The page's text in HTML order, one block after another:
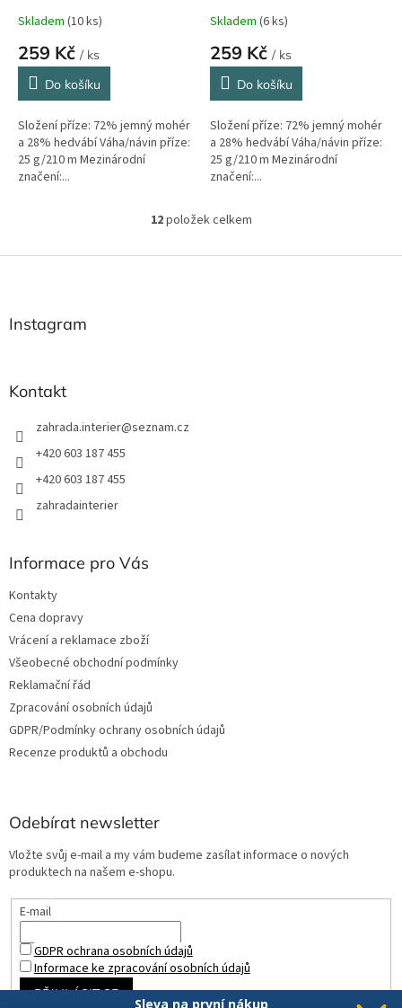
Skladem (10 ks)
259 Kč / ks
Do košíku
Složení příze: 72% jemný mohér
a 28% hedvábí Váha/návin příze:
25 g/210 m Mezinárodní
značení:...
Skladem (6 ks)
259 Kč / ks
Do košíku
Složení příze: 72% jemný mohér
a 28% hedvábí Váha/návin příze:
25 g/210 m Mezinárodní
značení:...
O
l
12položek celkem
Z
Instagram
Kontakt
zahrada.interier@seznam.cz
+420 603 187 455
+420 603 187 455
zahradainterier
Informace pro Vás
Kontakty
Cena dopravy
Vrácení a reklamace zboží
Všeobecné obchodní podmínky
Reklamační řád
Zpracování osobních údajů
GDPR/Podmínky ochrany osobních údajů
Recenze produktů a obchodu
Odebírat newsletter
Vložte svůj e-mail a my vám budeme zasílat informace o nových
produktech na našem e-shopu.
E-mail
GDPR ochrana osobních údajů
Informace ke zpracování osobních údajů
PŘIHLÁSIT SE
Sleva na první nákup